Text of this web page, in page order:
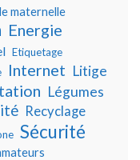
maternelle
Energie
Etiquetage
Internet Litige
Légumes
Recyclage
Sécurité